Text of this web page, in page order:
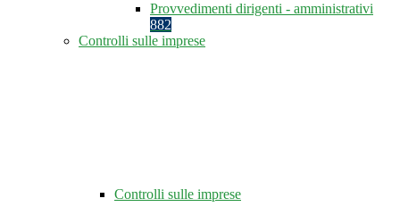
Provvedimenti dirigenti - amministrativi
882
Controlli sulle imprese
Controlli sulle imprese